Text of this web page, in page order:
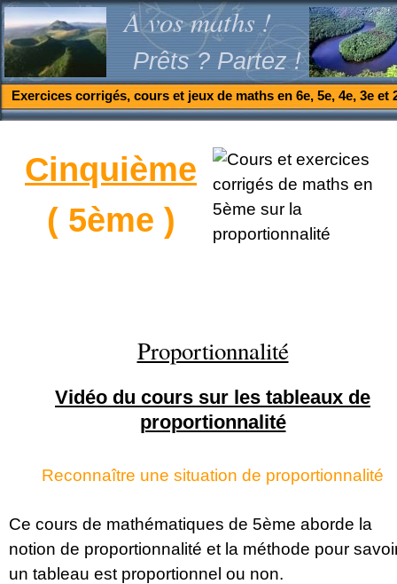
A vos maths !
Prêts ? Partez !
Exercices corrigés, cours et jeux de maths en 6e, 5e, 4e, 3e et
Cinquième
( 5ème )
Proportionnalité
Vidéo du cours sur les tableaux de
proportionnalité
Reconnaître une situation de proportionnalité
Ce cours de mathématiques de 5ème aborde la
notion de proportionnalité et la méthode pour
un tableau est proportionnel ou non.